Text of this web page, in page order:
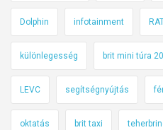
Dolphin infotainment
különlegesség brit mini túra
LEVC segítségnyújtás
oktatás brit taxi